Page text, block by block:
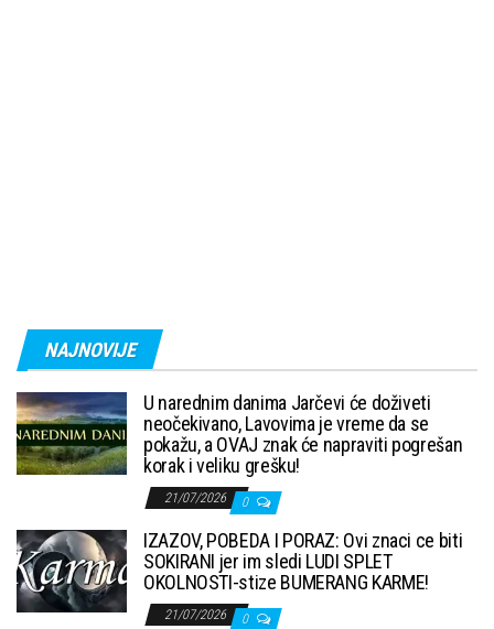
NAJNOVIJE
U narednim danima Jarčevi će doživeti
neočekivano, Lavovima je vreme da se
pokažu, a OVAJ znak će napraviti pogrešan
korak i veliku grešku!
21/07/2026 0
IZAZOV, POBEDA I PORAZ: Ovi znaci ce biti
SOKIRANI jer im sledi LUDI SPLET
OKOLNOSTI-stize BUMERANG KARME!
21/07/2026 0